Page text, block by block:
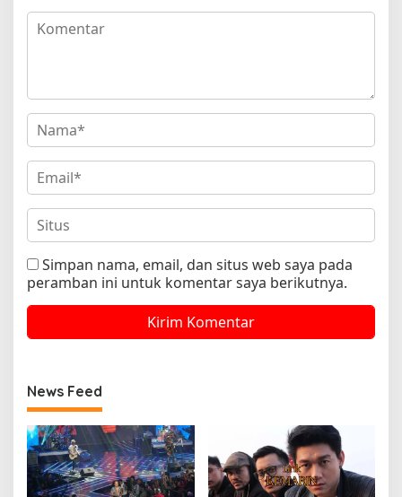
Simpan nama, email, dan situs web saya pada
peramban ini untuk komentar saya berikutnya.
News Feed